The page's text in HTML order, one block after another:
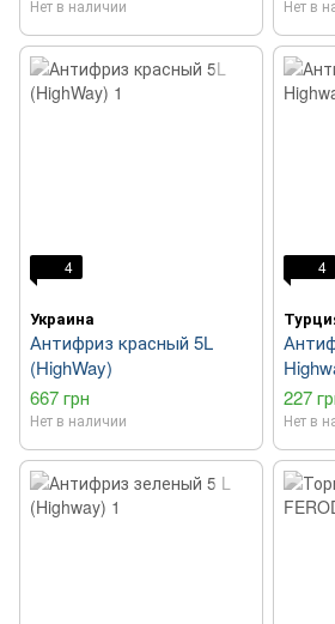
Нет в наличии Нет в
4
Украина
Антифриз красный 5L
(HighWay)
667 грн
Нет в наличии
4
227
Нет в